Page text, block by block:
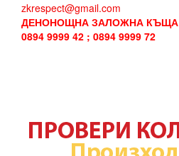
zkrespect@gmail.com
ДЕНОНОЩНА ЗАЛОЖНА КЪЩА
0894 9999 42 ; 0894 9999 72